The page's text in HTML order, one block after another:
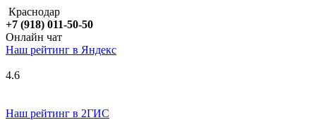
Краснодар
+7 (918) 011-50-50
Онлайн чат
Наш рейтинг в Яндекс
4.6
Наш рейтинг в 2ГИС